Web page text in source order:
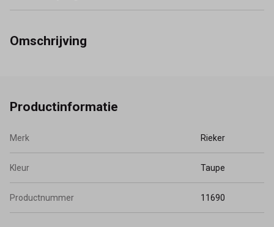
Omschrijving
Productinformatie
Merk Rieker
Kleur Taupe
Productnummer 11690